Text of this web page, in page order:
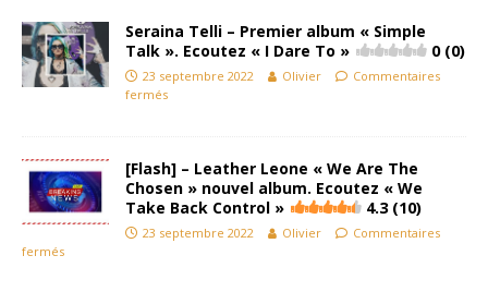
Seraina Telli – Premier album « Simple
Talk ». Ecoutez « I Dare To »
0 (0)
23 septembre 2022 Olivier
Commentaires
fermés
[Flash] – Leather Leone « We Are The
Chosen » nouvel album. Ecoutez « We
Take Back Control »
4.3 (10)
23 septembre 2022 Olivier
Commentaires
fermés